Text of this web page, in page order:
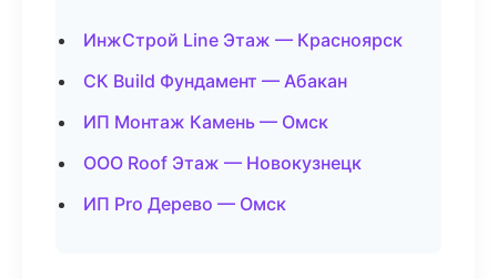
ИнжСтрой Line Этаж — Красноярск
СК Build Фундамент — Абакан
ИП Монтаж Камень — Омск
ООО Roof Этаж — Новокузнецк
ИП Pro Дерево — Омск